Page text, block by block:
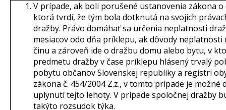
V prípade, ak boli porušené ustanovenia zákona
ktorá tvrdí, že tým bola dotknutá na svojich
dražby. Právo domáhať sa určenia neplatnosti
mesiacov odo dňa príklepu, ak dôvody
činu a zároveň ide o dražbu domu alebo bytu, v
predmetu dražby v čase príklepu hlásený trvalý
pobytu občanov Slovenskej republiky a registri
zákona č. 454/2004 Z.z., v tomto prípade je
uplynutí tejto lehoty. V prípade spoločnej dražby
takýto rozsudok týka.